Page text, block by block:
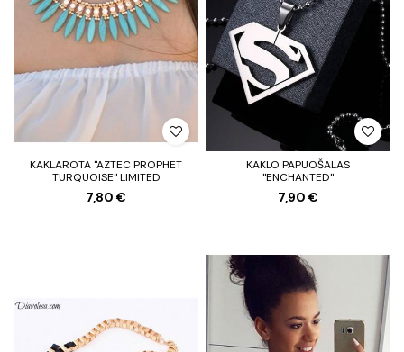
KAKLAROTA "AZTEC PROPHET
TURQUOISE" LIMITED
7,80 €
KAKLO PAPUOŠALAS
"ENCHANTED"
7,90 €